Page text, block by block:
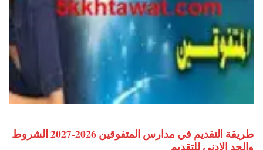
طريقة التقديم في مدارس المتفوقين 2026-2027 الشروط
والحد الادني للتقديم